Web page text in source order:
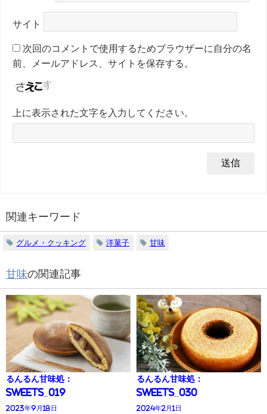
サイト
次回のコメントで使用するためブラウザーに自分の名
前、メールアドレス、サイトを保存する。
上に表示された文字を入力してください。
関連キーワード
グルメ・クッキング 洋菓子 甘味
甘味の関連記事
るんるん甘味処：
Sweets_019
2023年9月18日
るんるん甘味処：
Sweets_030
2024年2月1日